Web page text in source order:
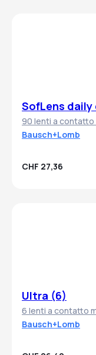
SofLens
90 lenti a contatto
Bausch+Lomb
CHF 27,36
Ultra (6)
6 lenti a contatto
Bausch+Lomb